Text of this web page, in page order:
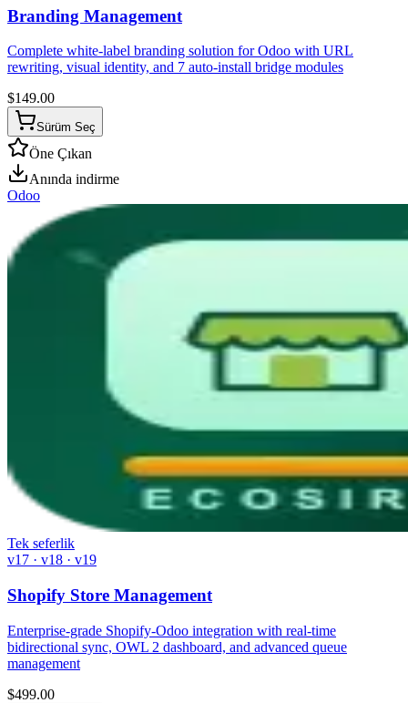
Branding Management
Complete white-label branding solution for Odoo with URL
rewriting, visual identity, and 7 auto-install bridge modules
$149.00
Sürüm Seç
Öne Çıkan
Anında indirme
Odoo
Tek seferlik
v17 · v18 · v19
Shopify Store Management
Enterprise-grade Shopify-Odoo integration with real-time
bidirectional sync, OWL 2 dashboard, and advanced queue
management
$499.00